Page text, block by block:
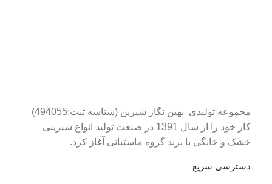
مجموعه تولیدی بهین نگار شیرین (شناسه ثبت:494055)
کار خود را از سال 1391 در صنعت تولید انواع شیرینی
خشک و خانگی با برند گروه ماستیانی آغاز کرد.
دسترسی سریع